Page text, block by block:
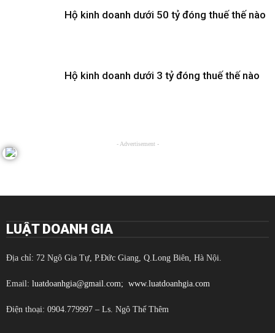
Hộ kinh doanh dưới 50 tỷ đóng thuế thế nào
Hộ kinh doanh dưới 3 tỷ đóng thuế thế nào
- Advertisement -
LUẬT DOANH GIA
Địa chỉ: 72 Ngô Gia Tự, P.Đức Giang, Q.Long Biên, Hà Nội.
Email: luatdoanhgia@gmail.com; www.luatdoanhgia.com
Điện thoại: 0904.779997 – Ls. Ngô Thế Thêm